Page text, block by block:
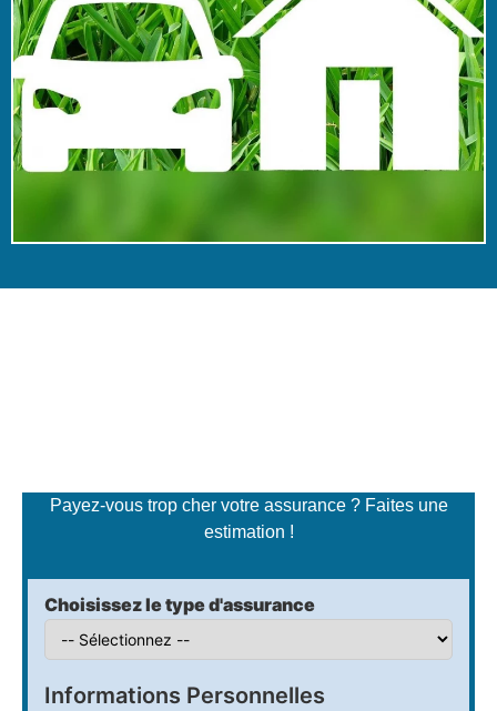
Payez-vous trop cher votre assurance ? Faites une
estimation !
Choisissez le type d'assurance
Informations Personnelles